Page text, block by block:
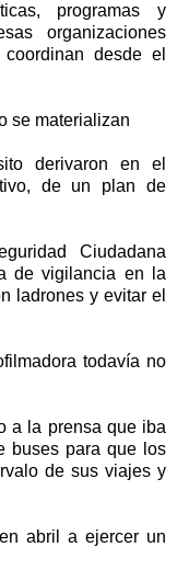
programas y
organizaciones
desde el
se materializan
derivaron en el
de un plan de
Ciudadana
de vigilancia en la
ladrones y evitar el
todavía no
a la prensa que iba
buses para que los
de sus viajes y
abril a ejercer un